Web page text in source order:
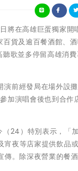
將在高雄巨蛋獨家開
貨及逾百餐酒館、
歌並多停留高雄消
演前經發局在場外設
加演唱會後也到合作
24）特別表示，「
夜等店家提供飲品
傳。除深夜營業的餐